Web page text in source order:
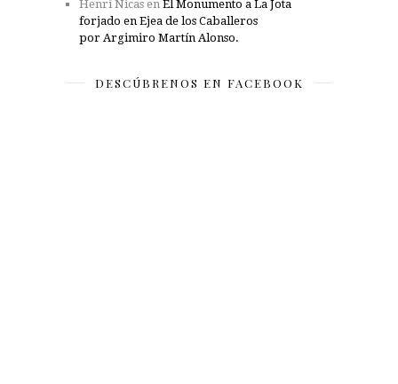
Henri Nicas en El Monumento a La Jota
forjado en Ejea de los Caballeros
por Argimiro Martín Alonso.
DESCÚBRENOS EN FACEBOOK